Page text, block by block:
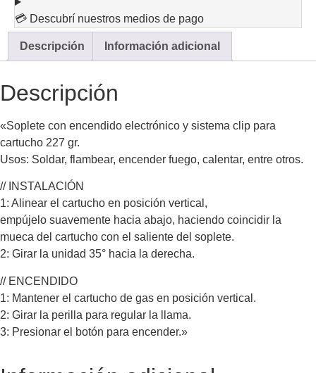
💳 Descubrí nuestros medios de pago
Descripción Información adicional
Descripción
«Soplete con encendido electrónico y sistema clip para
cartucho 227 gr.
Usos: Soldar, flambear, encender fuego, calentar, entre otros.
// INSTALACIÓN
1: Alinear el cartucho en posición vertical,
empújelo suavemente hacia abajo, haciendo coincidir la
mueca del cartucho con el saliente del soplete.
2: Girar la unidad 35° hacia la derecha.
// ENCENDIDO
1: Mantener el cartucho de gas en posición vertical.
2: Girar la perilla para regular la llama.
3: Presionar el botón para encender.»